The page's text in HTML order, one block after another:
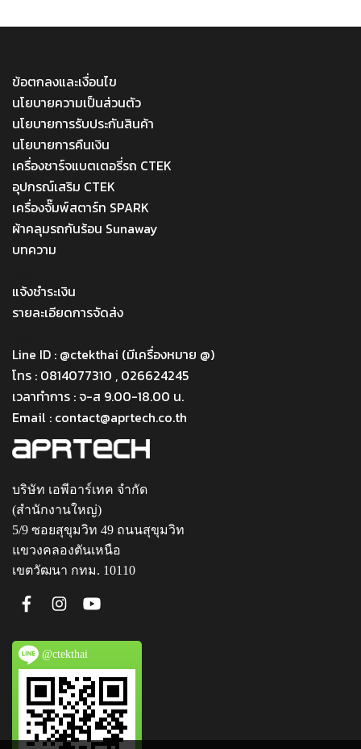
ข้อตกลงและเงื่อนไข
นโยบายความเป็นส่วนตัว
นโยบายการรับประกันสินค้า
นโยบายการคืนเงิน
เครื่องชาร์จแบตเตอรี่รถ CTEK
อุปกรณ์เสริม CTEK
เครื่องจั๊มพ์สตาร์ท SPARK
ผ้าคลุมรถกันร้อน Sunaway
บทความ
แจ้งชำระเงิน
รายละเอียดการจัดส่ง
Line ID : @ctekthai (มีเครื่องหมาย @)
โทร : 0814077310 , 026624245
เวลาทำการ : จ-ส 9.00-18.00 น.
Email : contact@aprtech.co.th
บริษัท เอพีอาร์เทค จำกัด
(สำนักงานใหญ่)
5/9 ซอยสุขุมวิท 49 ถนนสุขุมวิท
แขวงคลองตันเหนือ
เขตวัฒนา กทม. 10110
@ctekthai